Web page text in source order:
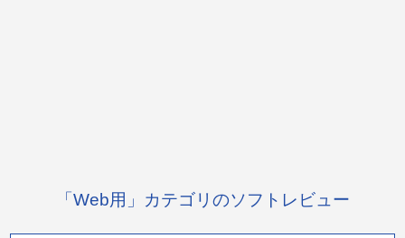
「Web用」カテゴリのソフトレビュー